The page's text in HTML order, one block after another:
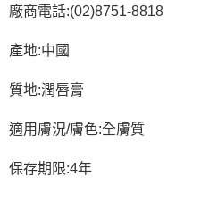
廠商電話:(02)8751-8818
產地:中國
質地:潤唇膏
適用膚況/膚色:全膚質
保存期限:4年